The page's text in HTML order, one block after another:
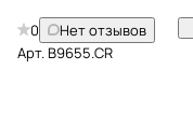
0
Нет отзывов
Арт.B9655.CR